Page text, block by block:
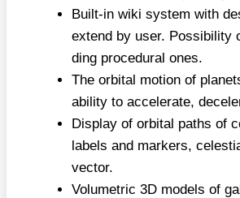
Built-in wiki sys­tem with
extend by user. Pos­si­bi­li­ty
ding pro­ce­du­ral ones.
The orbi­tal moti­on of
abili­ty to acce­le­ra­te,
Dis­play of orbi­tal paths of
labels and mar­kers,
vec­tor.
Volu­metric 3D models of